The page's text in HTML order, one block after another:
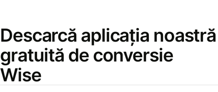
Descarcă aplicația noastră
gratuită de conversie
Wise